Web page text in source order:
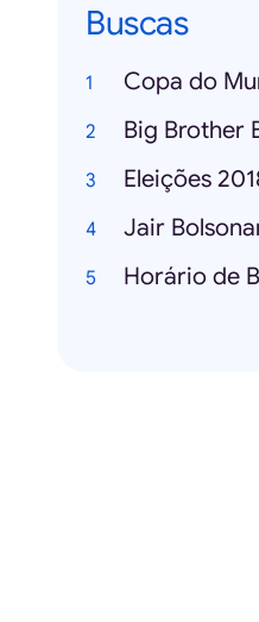
Buscas
Copa do
Big Brother
Eleições
Jair
Horário de